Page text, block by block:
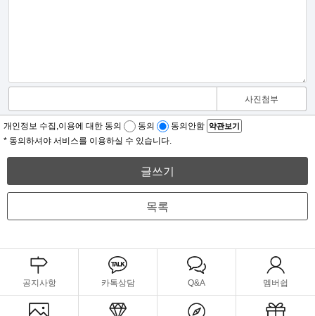
사진첨부
개인정보 수집,이용에 대한 동의 동의 동의안함 약관보기
* 동의하셔야 서비스를 이용하실 수 있습니다.
글쓰기
목록
공지사항 카톡상담 Q&A 멤버쉽